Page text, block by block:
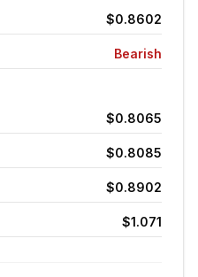
$0.8602
Bearish
$0.8065
$0.8085
$0.8902
$1.071